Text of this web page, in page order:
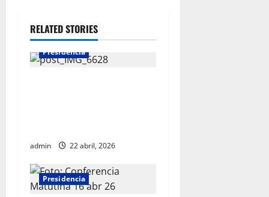
RELATED STORIES
Presidencia
admin 22 abril, 2026
Presidencia